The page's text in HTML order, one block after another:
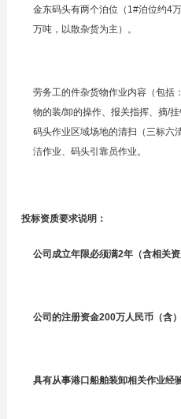
金东码头有两个泊位（1#泊位约4
万吨，以散杂货为主）。
劳务工的件杂货物作业内容（包括
物的装/卸的操作、报关指挥、摘/
码头作业区域场地的清扫（三标六
洁作业、码头引靠员作业。
投标资质要求说明：
公司成立年限必须满2年（含相关资
公司的注册资金200万人民币（含
具有从事港口船舶装卸相关作业经